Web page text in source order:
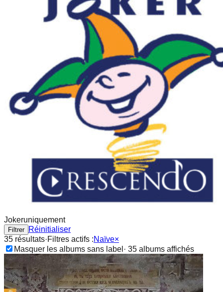
Jokeruniquement
Filtrer
Réinitialiser
35 résultats·Filtres actifs :Naïve×
Masquer les albums sans label · 35 albums affichés